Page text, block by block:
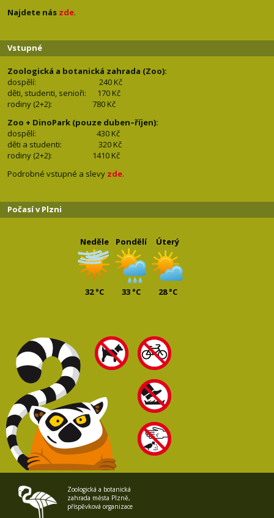
Najdete nás zde.
Vstupné
Zoologická a botanická zahrada (Zoo):
dospělí:
240 Kč
děti, studenti, senioři: 170 Kč
rodiny (2+2): 780 Kč
Zoo + DinoPark (pouze duben–říjen):
dospělí: 430 Kč
děti a studenti: 320 Kč
rodiny (2+2): 1410 Kč
Podrobné vstupné a slevy zde.
Počasí v Plzni
Neděle
32 °C
Pondělí
33 °C
Úterý
28 °C
Zoologická a botanická
zahrada města Plzně,
příspěvková organizace